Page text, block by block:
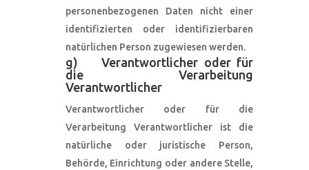
personenbezogenen Daten nicht einer
identifizierten oder identifizierbaren
natürlichen Person zugewiesen werden.
g) Verantwortlicher oder für
die Verarbeitung
Verantwortlicher
Verantwortlicher oder für die
Verarbeitung Verantwortlicher ist die
natürliche oder juristische Person,
Behörde, Einrichtung oder andere Stelle,